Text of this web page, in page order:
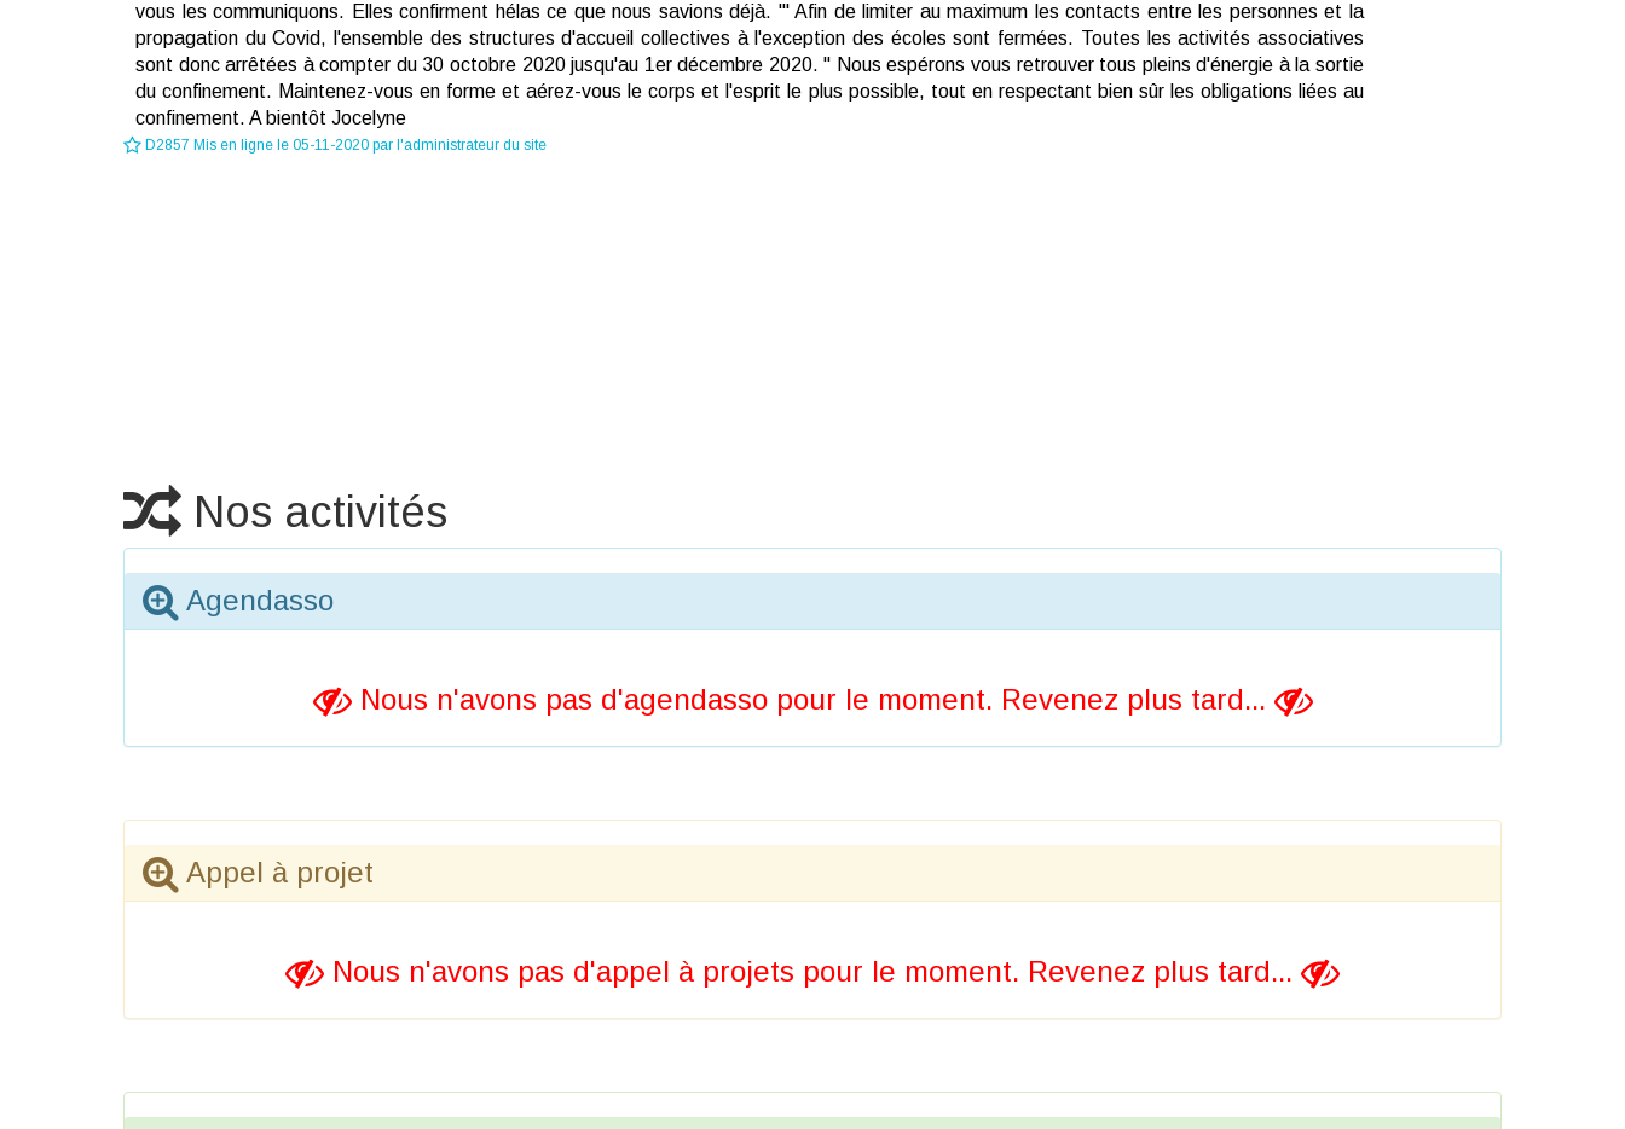
vous les communiquons. Elles confirment hélas ce que nous savions déjà. "' Afin de limiter au maximum les contacts entre les personnes et la
propagation du Covid, l'ensemble des structures d'accueil collectives à l'exception des écoles sont fermées. Toutes les activités associatives
sont donc arrêtées à compter du 30 octobre 2020 jusqu'au 1er décembre 2020. " Nous espérons vous retrouver tous pleins d'énergie à la sortie
du confinement. Maintenez-vous en forme et aérez-vous le corps et l'esprit le plus possible, tout en respectant bien sûr les obligations liées au
confinement. A bientôt Jocelyne
D2857 Mis en ligne le 05-11-2020 par l'administrateur du site
Nos activités
Agendasso
Nous n'avons pas d'agendasso pour le moment. Revenez plus tard...
Appel à projet
Nous n'avons pas d'appel à projets pour le moment. Revenez plus tard...